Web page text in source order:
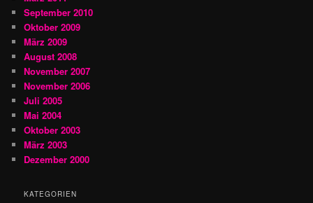
September 2010
Oktober 2009
März 2009
August 2008
November 2007
November 2006
Juli 2005
Mai 2004
Oktober 2003
März 2003
Dezember 2000
KATEGORIEN